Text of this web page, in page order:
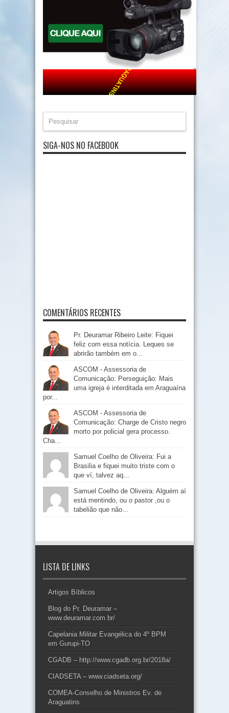
SIGA-NOS NO FACEBOOK
COMENTÁRIOS RECENTES
Pr. Deuramar Ribeiro Leite: Fiquei
feliz com essa notícia. Leques se
abrirão também em o...
ASCOM - Assessoria de
Comunicação: Perseguição: Mais
uma igreja é interditada em Araguaína
por...
ASCOM - Assessoria de
Comunicação: Charge de Cristo negro
morto por policial gera processo.
Cha...
Samuel Coelho de Oliveira: Fui a
Brasilia e fiquei muito triste com o
que ví, talvez aq...
Samuel Coelho de Oliveira: Alguém aí
está mentindo, ou o pastor ,ou o
tabelião que não...
LISTA DE LINKS
Artigos Bíblicos
Blog do Pr. Deuramar –
www.deuramar.com.br/
Capelania Militar Evangélica do 4º BPM
em Gurupi-TO
CGADB – http://www.cgadb.org.br/2018a/
CIADSETA – www.ciadseta.org/
COMEA-Conselho de Ministros Ev. de
Araguatins